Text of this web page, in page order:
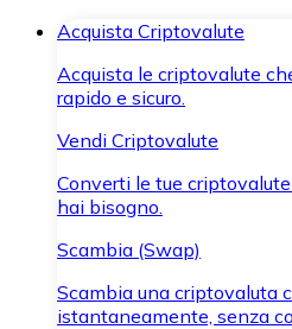
Acquista Criptovalute
Acquista le criptovalute
rapido e sicuro.
Vendi Criptovalute
Converti le tue
hai bisogno.
Scambia (Swap)
Scambia una criptovaluta
istantaneamente, senza